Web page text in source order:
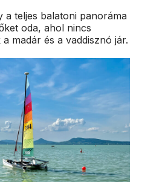
a teljes balatoni panoráma
oda, ahol nincs
madár és a vaddisznó jár.